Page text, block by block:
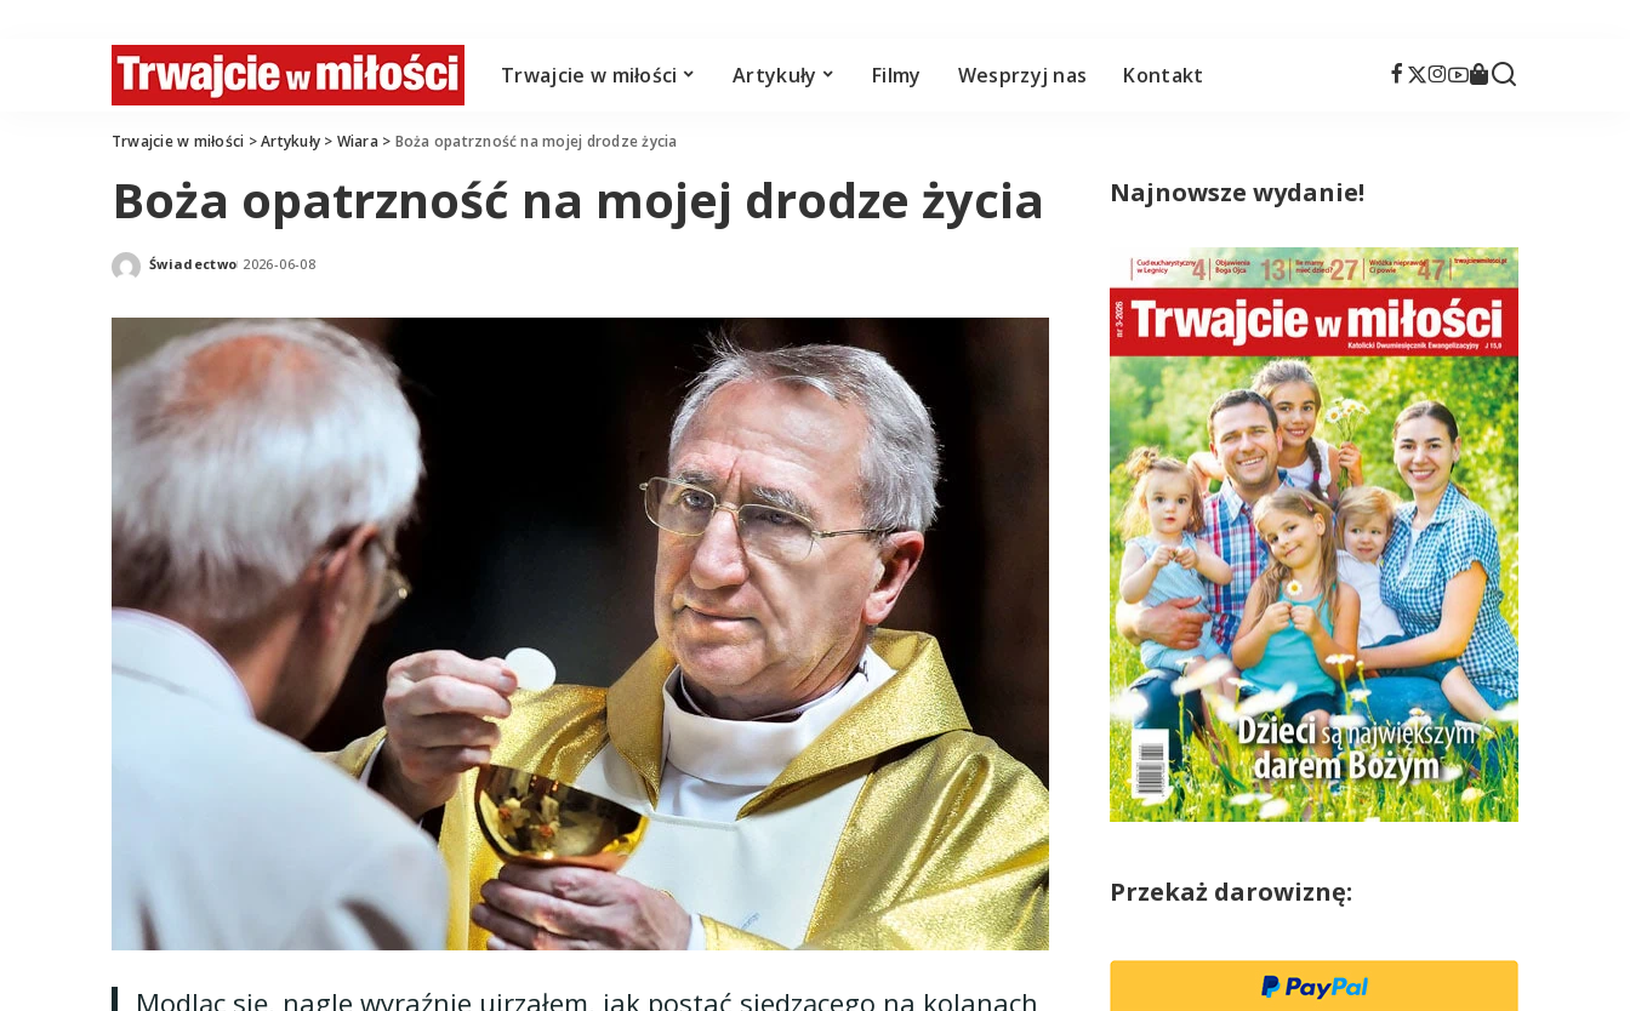
Trwajcie w miłości Artykuły Filmy Wesprzyj nas Kontakt
Trwajcie w miłości >Artykuły> Wiara > Boża opatrzność na mojej drodze życia
Boża opatrzność na mojej drodze życia
Posted
Świadectwo 2026-06-08
Modląc się, nagle wyraźnie ujrzałem, jak postać siedzącego na kolanach
Najnowsze wydanie!
Przekaż darowiznę: